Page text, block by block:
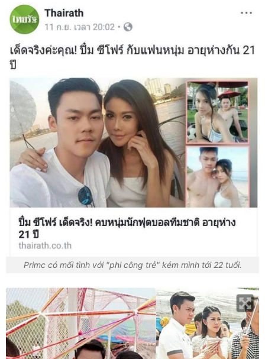
Primc có mối tình với "phi công trẻ" kém mình tới 22 tuổi.